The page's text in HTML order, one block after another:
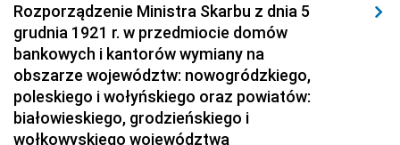
Rozporządzenie Ministra Skarbu z dnia 5
grudnia 1921 r. w przedmiocie domów
bankowych i kantorów wymiany na
obszarze województw: nowogródzkiego,
poleskiego i wołyńskiego oraz powiatów:
białowieskiego, grodzieńskiego i
wołkowyskiego województwa